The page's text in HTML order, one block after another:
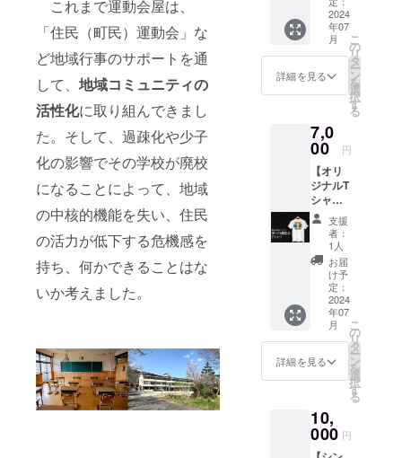
これまで運動会屋は、
「住民（町民）運動会」な
ど地域行事のサポートを通
して、 地域コミュニティの
活性化に取り組んできまし
た。そして、過疎化や少子
化の影響でその学校が廃校
になることによって、地域
の中核的機能を失い、住民
の活力が低下する危機感を
持ち、何かできることはな
いか考えました。
技をス
タッフ1
名がサ
営しま
す。 ご
と遊ぶ
ことが
できま
す ・
3m/4m/
5m玉入
れ ・綱
引き ・
ムカデ
競走 ・
大玉転
がし ※
有効期
限：
2024年
2025年
9月
スペー
スが各
区画に
設けら
ます。
２台以
場合、
サイト
内にお
車を停
められ
る場合
は区画
内にお
停め頂
いてOK
です
サイト
内に停
められ
車場（1
台1,000
くださ
い。
お召し
上がり
下さい
用者×地
域住民
の合同
大運動
会」の
ます。
参加し
合は
「参加
しな
い」を
選択く
ださ
い。 ハ
チマキ1
枚につ
き参加
資格は1
名です
（お子
様は1名
グルー
プで参
加する
付きハ
チマキ
枚）】
スタッ
フが実
場で着
用して
いるポ
ロシャ
ツ
（黒）
とお礼
メッ
セージ
付きハ
チマキ
をお送
りしま
す。 ポ
ロシャ
ツ：UV
カッ
メッ
シュ サ
2024
年07
月
詳細を見る
こ
の
リ
タ
ー
ン
を
選
択
す
る
7,0
00 円
【オリ
ジナルT
シャツ
（1枚）
＋お礼
メッ
セージ
付きハ
チマキ
枚）】
神々の
運動会
シリー
ズ第一
が綱引
きして
いるT
支援
者：
1人
お届
け予
定：
2024
年07
月
詳細を見る
こ
の
リ
タ
ー
ン
を
選
択
す
る
10,
000 円